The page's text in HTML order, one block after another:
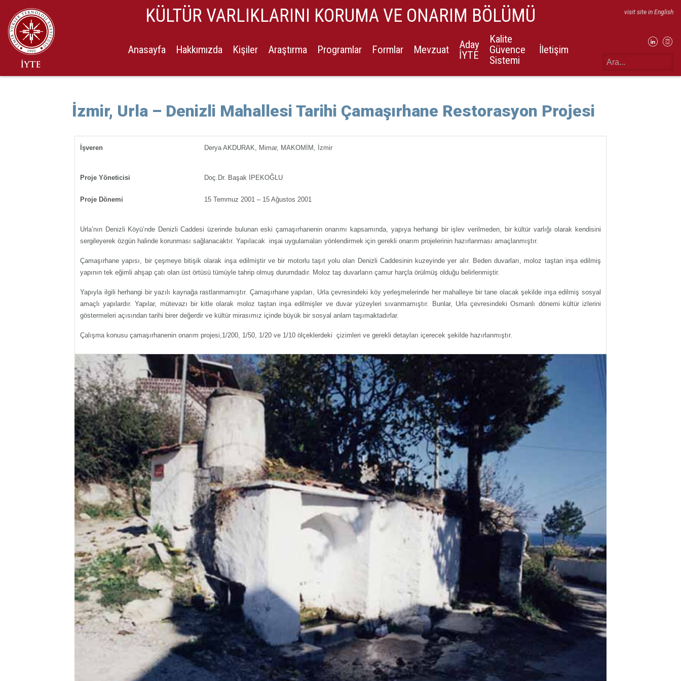
KÜLTÜR VARLIKLARINI KORUMA VE ONARIM BÖLÜMÜ
Anasayfa Hakkımızda Kişiler Araştırma Programlar Formlar Mevzuat
Aday
İYTE
Kalite
Güvence
Sistemi
İletişim
visit site in English
İzmir, Urla – Denizli Mahallesi Tarihi Çamaşırhane Restorasyon Projesi
İşveren Derya AKDURAK, Mimar, MAKOMİM, İzmir
Proje Yöneticisi Doç.Dr. Başak İPEKOĞLU
Proje Dönemi 15 Temmuz 2001 – 15 Ağustos 2001
Urla’nın Denizli Köyü’nde Denizli Caddesi üzerinde bulunan eski çamaşırhanenin onarımı kapsamında, yapıya herhangi bir işlev verilmeden, bir kültür varlığı olarak kendisini
sergileyerek özgün halinde korunması sağlanacaktır. Yapılacak inşai uygulamaları yönlendirmek için gerekli onarım projelerinin hazırlanması amaçlanmıştır.
Çamaşırhane yapısı, bir çeşmeye bitişik olarak inşa edilmiştir ve bir motorlu taşıt yolu olan Denizli Caddesinin kuzeyinde yer alır. Beden duvarları, moloz taştan inşa edilmiş
yapının tek eğimli ahşap çatı olan üst örtüsü tümüyle tahrip olmuş durumdadır. Moloz taş duvarların çamur harçla örülmüş olduğu belirlenmiştir.
Yapıyla ilgili herhangi bir yazılı kaynağa rastlanmamıştır. Çamaşırhane yapıları, Urla çevresindeki köy yerleşmelerinde her mahalleye bir tane olacak şekilde inşa edilmiş sosyal
amaçlı yapılardır. Yapılar, mütevazı bir kitle olarak moloz taştan inşa edilmişler ve duvar yüzeyleri sıvanmamıştır. Bunlar, Urla çevresindeki Osmanlı dönemi kültür izlerini
göstermeleri açısından tarihi birer değerdir ve kültür mirasımız içinde büyük bir sosyal anlam taşımaktadırlar.
Çalışma konusu çamaşırhanenin onarım projesi,1/200, 1/50, 1/20 ve 1/10 ölçeklerdeki çizimleri ve gerekli detayları içerecek şekilde hazırlanmıştır.